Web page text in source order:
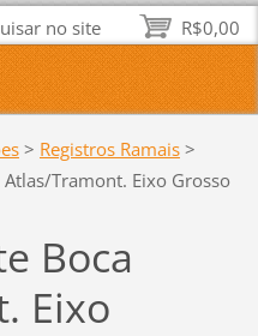
> Registros Ramais >
Atlas/Tramont. Eixo Grosso
Boca
Eixo
R$0,00
no site